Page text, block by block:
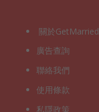
關於GetMarried
廣告查詢
聯絡我們
使用條款
私隱政策